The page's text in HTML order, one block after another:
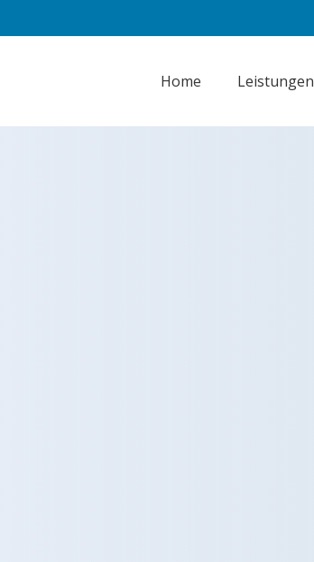
Home Leistungen